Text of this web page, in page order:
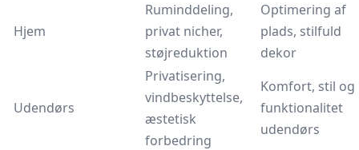
Hjem
Ruminddeling,
privat nicher,
støjreduktion
Optimering af
plads, stilfuld
dekor
Udendørs
Privatisering,
vindbeskyttelse,
æstetisk
forbedring
Komfort, stil og
funktionalitet
udendørs